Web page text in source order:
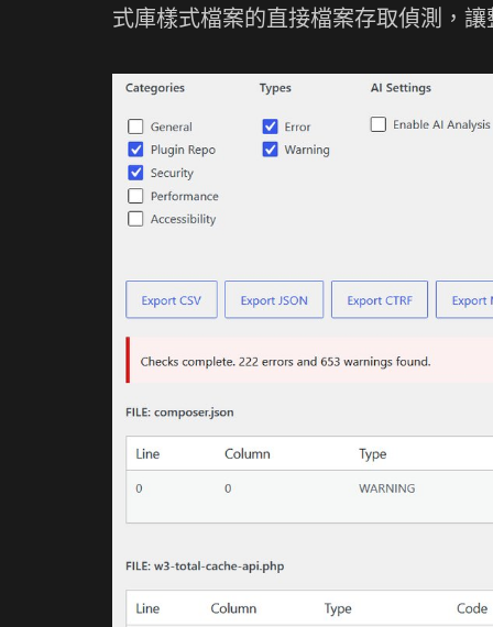
式庫樣式檔案的直接檔案存取偵測，